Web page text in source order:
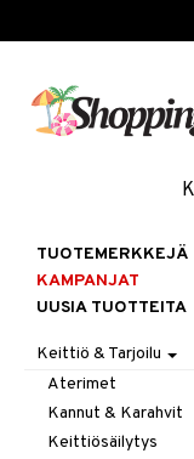
TUOTEMERKKEJÄ
KAMPANJAT
UUSIA TUOTTEITA
Keittiö & Tarjoilu
Aterimet
Kannut & Karahvit
Keittiösäilytys